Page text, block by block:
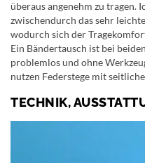
überaus angenehm zu tragen.
zwischendurch das sehr
wodurch sich der
Ein Bändertausch ist bei
problemlos und ohne
nutzen Federstege mit
TECHNIK,